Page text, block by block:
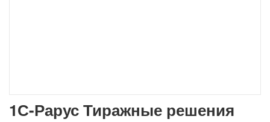
1С-Рарус Тиражные решения